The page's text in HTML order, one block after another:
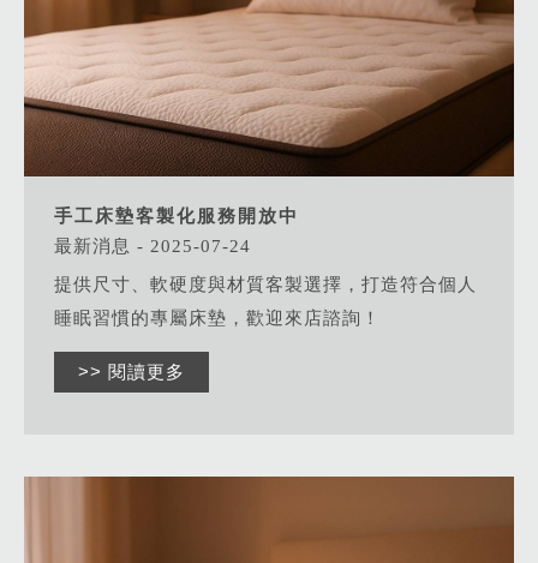
手工床墊客製化服務開放中
最新消息 - 2025-07-24
提供尺寸、軟硬度與材質客製選擇，打造符合個人
睡眠習慣的專屬床墊，歡迎來店諮詢！
>> 閱讀更多